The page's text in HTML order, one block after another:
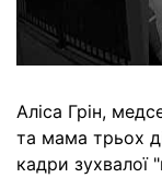
Аліса Грін,
та мама трьох
кадри зухвалої